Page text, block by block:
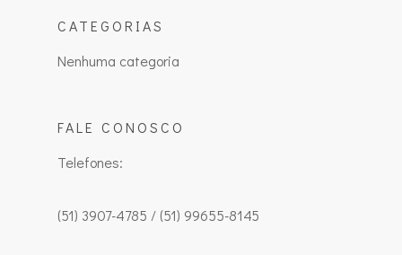
CATEGORIAS
Nenhuma categoria
FALE CONOSCO
Telefones:
(51) 3907-4785 / (51) 99655-8145